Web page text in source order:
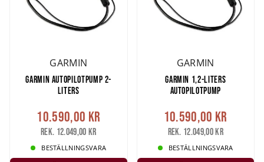
GARMIN
GARMIN AUTOPILOTPUMP 2-
LITERS
10.590,00 kr
Rek. 12.049,00 kr
BESTÄLLNINGSVARA
GARMIN
GARMIN 1,2-LITERS
AUTOPILOTPUMP
10.590,00 kr
Rek. 12.049,00 kr
BESTÄLLNINGSVARA